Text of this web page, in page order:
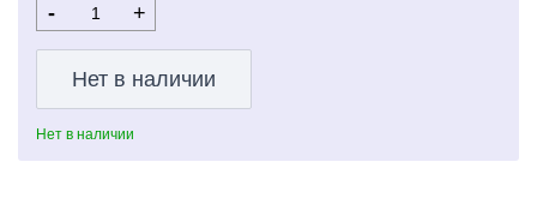
- +
Нет в наличии
Нет в наличии